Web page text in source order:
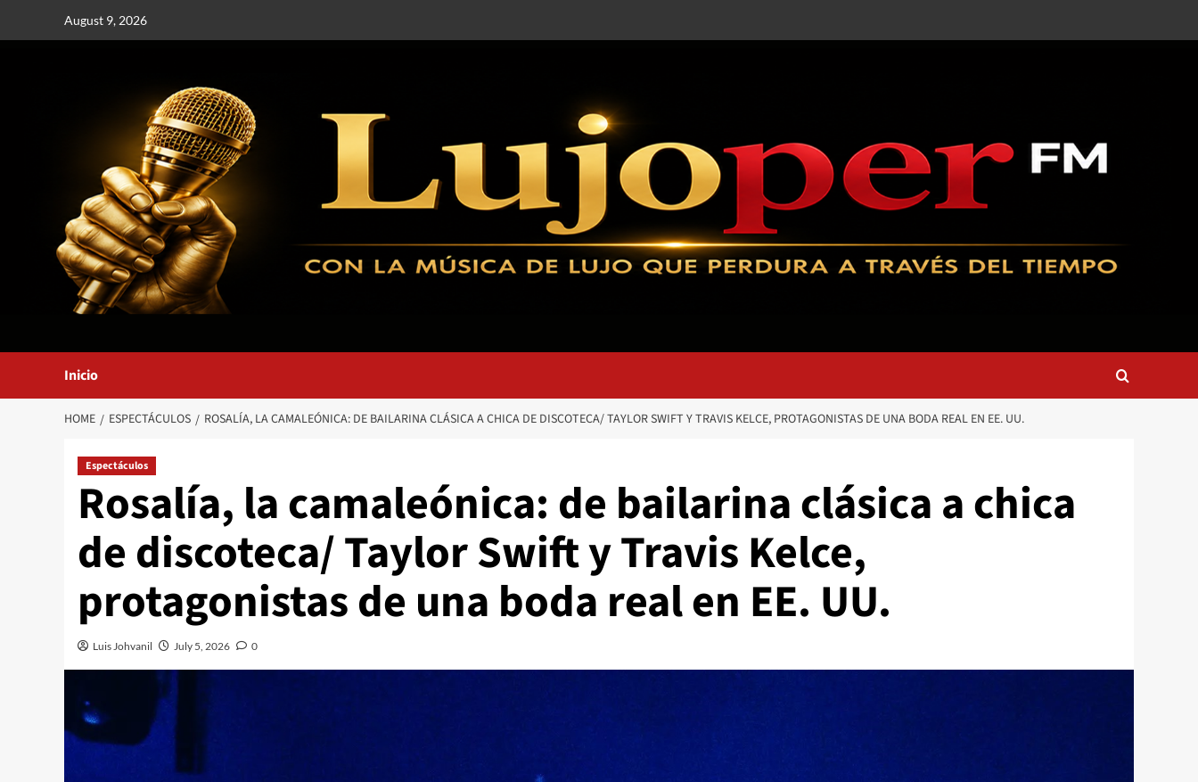
August 9, 2026
Inicio
HOME ESPECTÁCULOS ROSALÍA, LA CAMALEÓNICA: DE BAILARINA CLÁSICA A CHICA DE DISCOTECA/ TAYLOR SWIFT Y TRAVIS KELCE, PROTAGONISTAS DE UNA BODA REAL EN EE. UU.
Espectáculos
Rosalía, la camaleónica: de bailarina clásica a chica
de discoteca/ Taylor Swift y Travis Kelce,
protagonistas de una boda real en EE. UU.
Luis Johvanil July 5, 2026 0